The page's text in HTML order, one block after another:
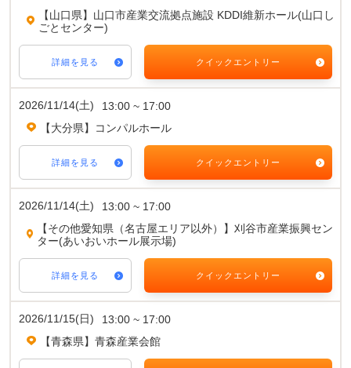
【山口県】山口市産業交流拠点施設 KDDI維新ホール(山口し
ごとセンター)
詳細を見る クイックエントリー
2026/11/14(土)
13:00 ~ 17:00
【大分県】コンパルホール
詳細を見る クイックエントリー
2026/11/14(土)
13:00 ~ 17:00
【その他愛知県（名古屋エリア以外）】刈谷市産業振興セン
ター(あいおいホール展示場)
詳細を見る クイックエントリー
2026/11/15(日)
13:00 ~ 17:00
【青森県】青森産業会館